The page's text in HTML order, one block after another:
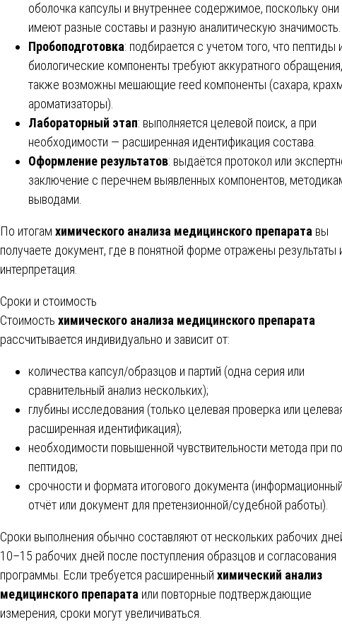
оболочка капсулы и внутреннее содержимое, поскольку они
имеют разные составы и разную аналитическую значимость.
Пробоподготовка: подбирается с учетом того, что пептиды
биологические компоненты требуют аккуратного
также возможны мешающие reed компоненты (сахара,
ароматизаторы).
Лабораторный этап: выполняется целевой поиск, а при
необходимости — расширенная идентификация состава.
Оформление результатов: выдаётся протокол или
заключение с перечнем выявленных компонентов,
выводами.
По итогам химического анализа медицинского препарата вы
получаете документ, где в понятной форме отражены результаты
интерпретация.
Сроки и стоимость
Стоимость химического анализа медицинского препарата
рассчитывается индивидуально и зависит от:
количества капсул/образцов и партий (одна серия или
сравнительный анализ нескольких);
глубины исследования (только целевая проверка или
расширенная идентификация);
необходимости повышенной чувствительности метода при
пептидов;
срочности и формата итогового документа (информационный
отчёт или документ для претензионной/судебной работы).
Сроки выполнения обычно составляют от нескольких рабочих
10–15 рабочих дней после поступления образцов и согласования
программы. Если требуется расширенный химический анализ
медицинского препарата или повторные подтверждающие
измерения, сроки могут увеличиваться.